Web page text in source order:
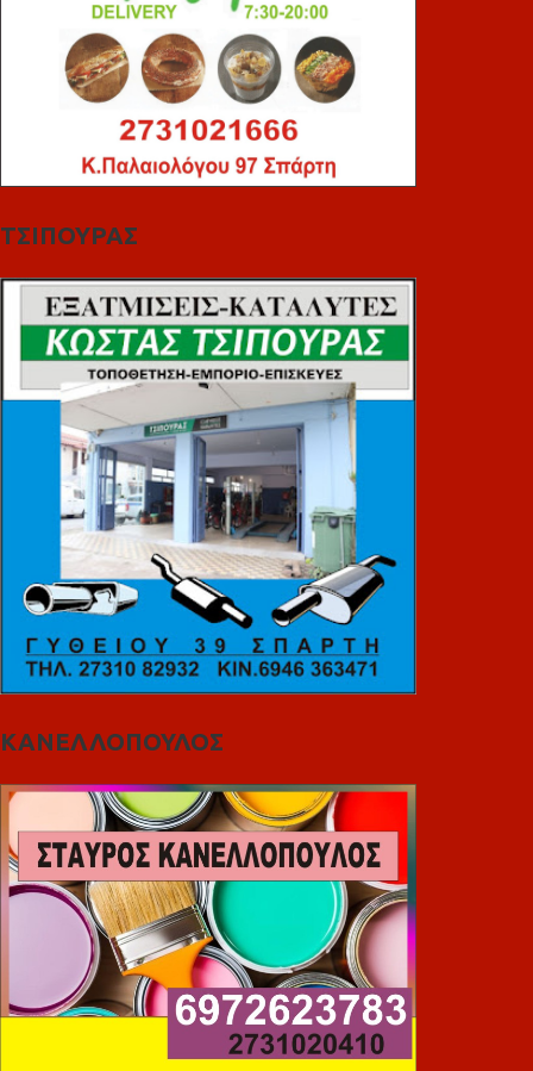
ΤΣΙΠΟΥΡΑΣ
ΚΑΝΕΛΛΟΠΟΥΛΟΣ